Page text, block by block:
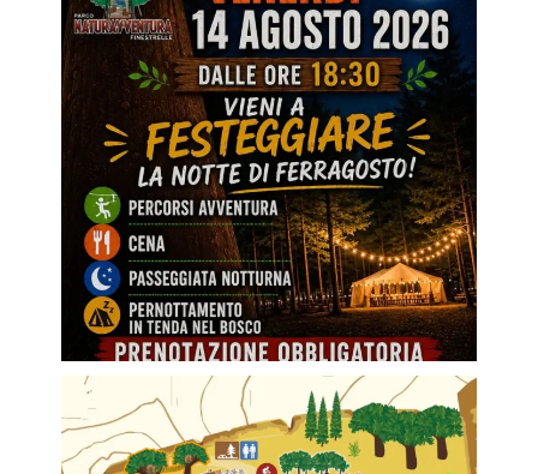
📢 Un piccolo gesto che fa una grande differenza.
2 0